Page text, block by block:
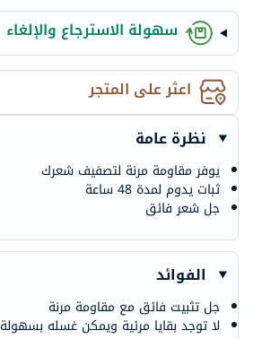
سهولة الاسترجاع والإلغاء
اعثر على المتجر
نظرة عامة
يوفر مقاومة مرنة لتصفيف شعرك
ثبات يدوم لمدة 48 ساعة
جل شعر فائق
الفوائد
جل تثبيت فائق مع مقاومة مرنة
لا توجد بقايا مرئية ويمكن غسله بسهولة